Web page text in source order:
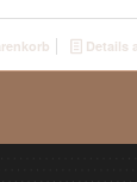
Details